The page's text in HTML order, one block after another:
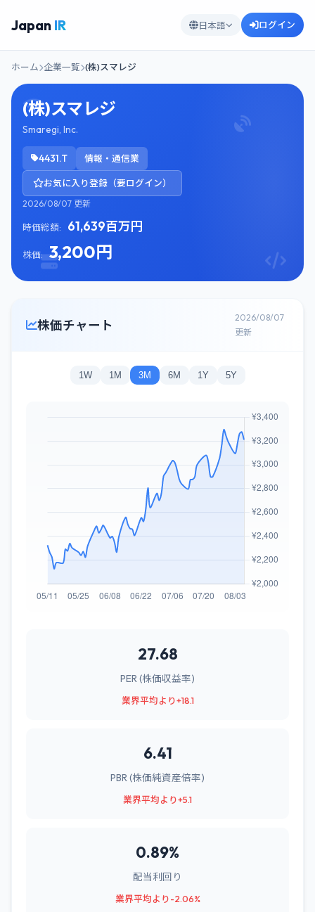
Japan IR 日本語 ログイン
ホーム 企業一覧 (株)スマレジ
(株)スマレジ
Smaregi, Inc.
4431.T 情報・通信業
お気に入り登録（要ログイン）
2026/08/07 更新
時価総額: 61,639百万円
株価: 3,200円
株価チャート
2026/08/07
更新
1W 1M 3M 6M 1Y 5Y
27.68
PER (株価収益率)
業界平均より+18.1
6.41
PBR (株価純資産倍率)
業界平均より+5.1
0.89%
配当利回り
業界平均より-2.06%